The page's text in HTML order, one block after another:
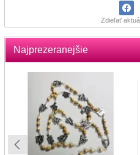
Zdieľať
Najprezeranejšie